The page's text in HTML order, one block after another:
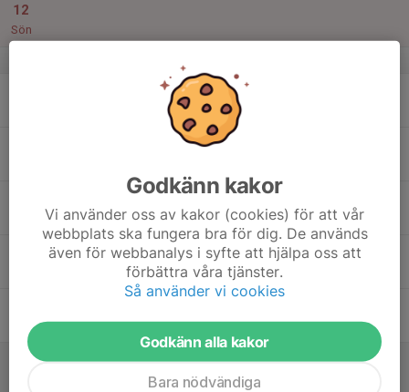
12
Sön
Godkänn kakor
Vi använder oss av kakor (cookies) för att vår
webbplats ska fungera bra för dig. De används
även för webbanalys i syfte att hjälpa oss att
förbättra våra tjänster.
Så använder vi cookies
Godkänn alla kakor
Bara nödvändiga